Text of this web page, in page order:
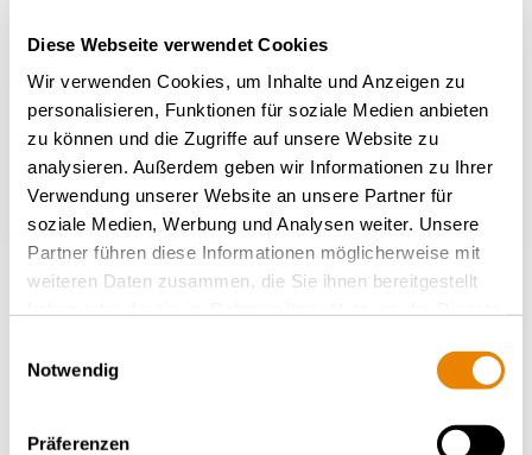
Diese Webseite verwendet Cookies
Wir verwenden Cookies, um Inhalte und Anzeigen zu
personalisieren, Funktionen für soziale Medien anbieten
zu können und die Zugriffe auf unsere Website zu
analysieren. Außerdem geben wir Informationen zu Ihrer
Verwendung unserer Website an unsere Partner für
soziale Medien, Werbung und Analysen weiter. Unsere
Partner führen diese Informationen möglicherweise mit
weiteren Daten zusammen, die Sie ihnen bereitgestellt
Notwendig
Präferenzen
Weitere Wagen von diesem
Typ
ZURÜCK ZUR ÜBERSICHT